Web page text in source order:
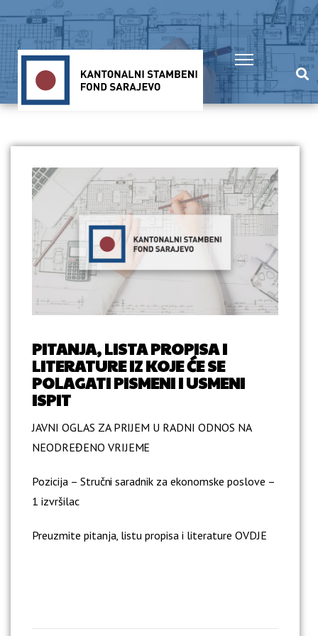
PITANJA, LISTA PROPISA I
LITERATURE IZ KOJE ĆE SE
POLAGATI PISMENI I USMENI
ISPIT
JAVNI OGLAS ZA PRIJEM U RADNI ODNOS NA
NEODREĐENO VRIJEME
Pozicija – Stručni saradnik za ekonomske poslove –
1 izvršilac
Preuzmite pitanja, listu propisa i literature OVDJE